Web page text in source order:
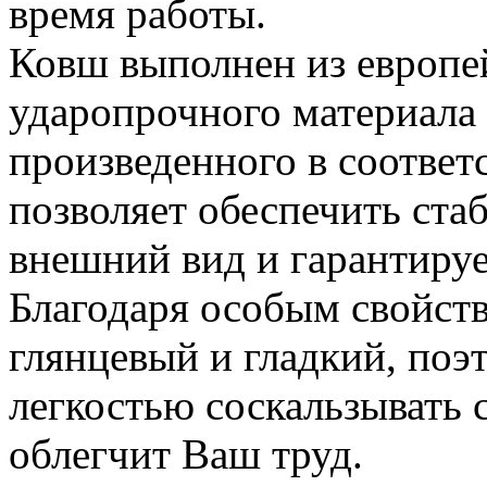
время работы.
Ковш выполнен из
ударопрочного
произведенного в
позволяет обеспечить
внешний вид и
Благодаря особым
глянцевый и гладкий,
легкостью соскальзывать
облегчит Ваш труд.